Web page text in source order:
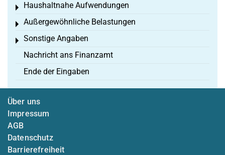
Haushaltnahe Aufwendungen
Toggle menu
Außergewöhnliche Belastungen
Toggle menu
Sonstige Angaben
Toggle menu
Nachricht ans Finanzamt
Ende der Eingaben
Über uns
Impressum
AGB
Datenschutz
Barrierefreiheit